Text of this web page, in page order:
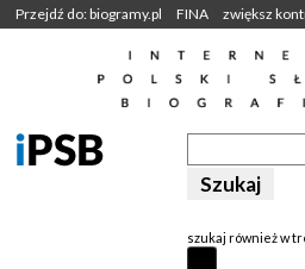
Przejdź do: biogramy.pl FINA zwiększ
szukaj również w